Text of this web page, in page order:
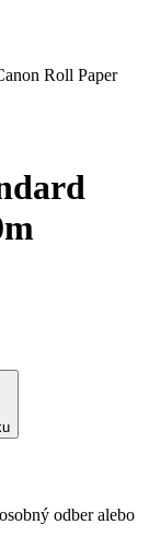
Roll Paper
odber alebo